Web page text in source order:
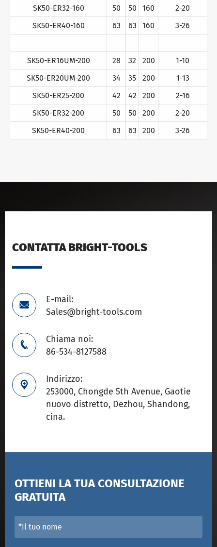
SK50-ER32-160
50 50 160
2-20
SK50-ER40-160
63 63 160 3-26
SK50-ER16UM-200 28 32 200
1-10
SK50-ER20UM-200
34 35 200
1-13
SK50-ER25-200
42 42 200
2-16
SK50-ER32-200
50 50 200
2-20
SK50-ER40-200
63 63 200 3-26
CONTATTA BRIGHT-TOOLS

E-mail:
Sales@bright-tools.com

Chiama noi:
86-534-8127588

Indirizzo:
253000, Chongde 5th Avenue, Gaotie
nuovo distretto, Dezhou, Shandong,
cina.
OTTIENI LA TUA CONSULTAZIONE
GRATUITA